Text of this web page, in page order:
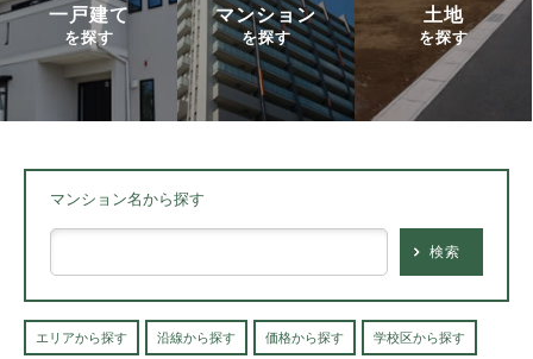
一戸建て
を探す
マンション
を探す
土地
を探す
マンション名から探す
検索
エリアから探す 沿線から探す 価格から探す 学校区から探す